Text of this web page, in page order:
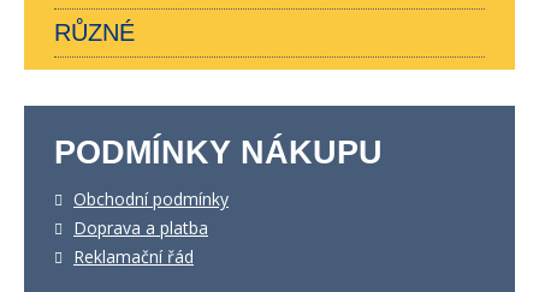
RŮZNÉ
PODMÍNKY NÁKUPU
Obchodní podmínky
Doprava a platba
Reklamační řád